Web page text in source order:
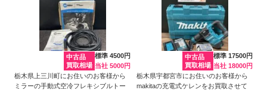
中古品
買取相場
標準 4500円
当社 5000円
栃木県上三川町にお住いのお客様から
ミラーの手動式空冷フレキシブルトー
中古品
買取相場
標準 17500円
当社 18000円
栃木県宇都宮市にお住いのお客様から
makitaの充電式ケレンをお買取させて